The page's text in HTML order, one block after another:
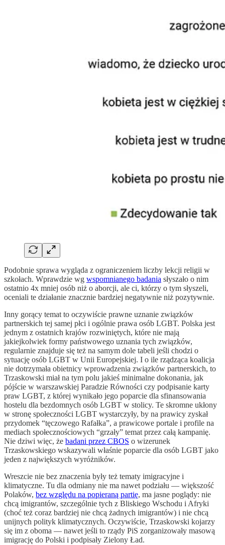
Podobnie sprawa wygląda z ograniczeniem liczby lekcji religii w
szkołach. Wprawdzie wg wspomnianego badania słyszało o nim
ostatnio 4x mniej osób niż o aborcji, ale ci, którzy o tym słyszeli,
oceniali te działanie znacznie bardziej negatywnie niż pozytywnie.
Inny gorący temat to oczywiście prawne uznanie związków
partnerskich tej samej płci i ogólnie prawa osób LGBT. Polska jest
jednym z ostatnich krajów rozwiniętych, które nie mają
jakiejkolwiek formy państwowego uznania tych związków,
regularnie znajduje się też na samym dole tabeli jeśli chodzi o
sytuację osób LGBT w Unii Europejskiej. I o ile rządząca koalicja
nie dotrzymała obietnicy wprowadzenia związków partnerskich, to
Trzaskowski miał na tym polu jakieś minimalne dokonania, jak
pójście w warszawskiej Paradzie Równości czy podpisanie karty
praw LGBT, z której wynikało jego poparcie dla sfinansowania
hostelu dla bezdomnych osób LGBT w stolicy. Te skromne ukłony
w stronę społeczności LGBT wystarczyły, by na prawicy zyskał
przydomek “tęczowego Rafałka”, a prawicowe portale i profile na
mediach społecznościowych “grzały” temat przez całą kampanię.
Nie dziwi więc, że badani przez CBOS o wizerunek
Trzaskowskiego wskazywali właśnie poparcie dla osób LGBT jako
jeden z największych wyróżników.
Wreszcie nie bez znaczenia były też tematy imigracyjne i
klimatyczne. Tu dla odmiany nie ma nawet podziału — większość
Polaków, bez względu na popieraną partię, ma jasne poglądy: nie
chcą imigrantów, szczególnie tych z Bliskiego Wschodu i Afryki
(choć też coraz bardziej nie chcą żadnych imigrantów) i nie chcą
unijnych polityk klimatycznych. Oczywiście, Trzaskowski kojarzy
się im z oboma — nawet jeśli to rządy PiS zorganizowały masową
imigrację do Polski i podpisały Zielony Ład.